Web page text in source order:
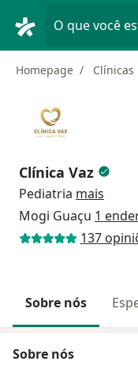
O que você
Homepage Clínicas
Clínica Vaz
Pediatria mais
Mogi Guaçu 1
137
Sobre nós
Sobre nós